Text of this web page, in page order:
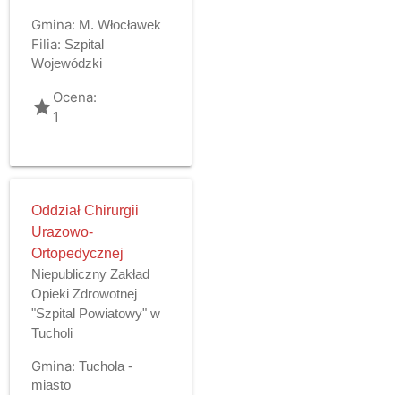
Gmina: M. Włocławek
Filia: Szpital
Wojewódzki
gradeOcena:
1
Oddział Chirurgii
Urazowo-
Ortopedycznej
Niepubliczny Zakład
Opieki Zdrowotnej
"Szpital Powiatowy" w
Tucholi
Gmina: Tuchola -
miasto